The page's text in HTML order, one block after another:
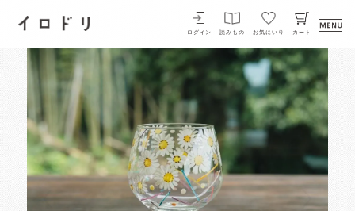
イロドリ
ログイン 読みもの お気にいり カート